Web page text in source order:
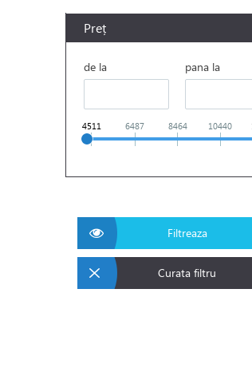
Preț
de la pana la
4511 6487 8464 10440
Filtreaza
Curata filtru